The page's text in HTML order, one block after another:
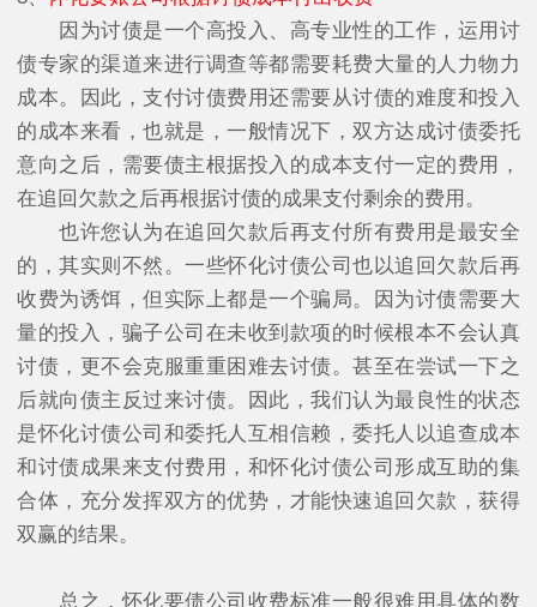
因为讨债是一个高投入、高专业性的工作，运用讨
债专家的渠道来进行调查等都需要耗费大量的人力物力
成本。因此，支付讨债费用还需要从讨债的难度和投入
的成本来看，也就是，一般情况下，双方达成讨债委托
意向之后，需要债主根据投入的成本支付一定的费用，
在追回欠款之后再根据讨债的成果支付剩余的费用。
也许您认为在追回欠款后再支付所有费用是最安全
的，其实则不然。一些怀化讨债公司也以追回欠款后再
收费为诱饵，但实际上都是一个骗局。因为讨债需要大
量的投入，骗子公司在未收到款项的时候根本不会认真
讨债，更不会克服重重困难去讨债。甚至在尝试一下之
后就向债主反过来讨债。因此，我们认为最良性的状态
是怀化讨债公司和委托人互相信赖，委托人以追查成本
和讨债成果来支付费用，和怀化讨债公司形成互助的集
合体，充分发挥双方的优势，才能快速追回欠款，获得
双赢的结果。
总之，怀化要债公司收费标准一般很难用具体的数